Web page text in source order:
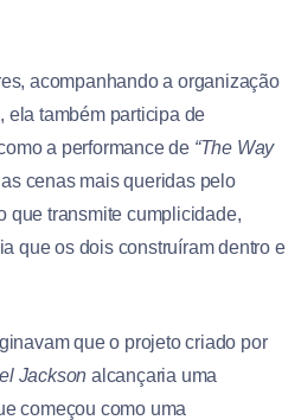
acompanhando a organização
ela também participa de
a performance de “The Way
cenas mais queridas pelo
que transmite cumplicidade,
que os dois construíram dentro e
que o projeto criado por
Jackson alcançaria uma
começou como uma